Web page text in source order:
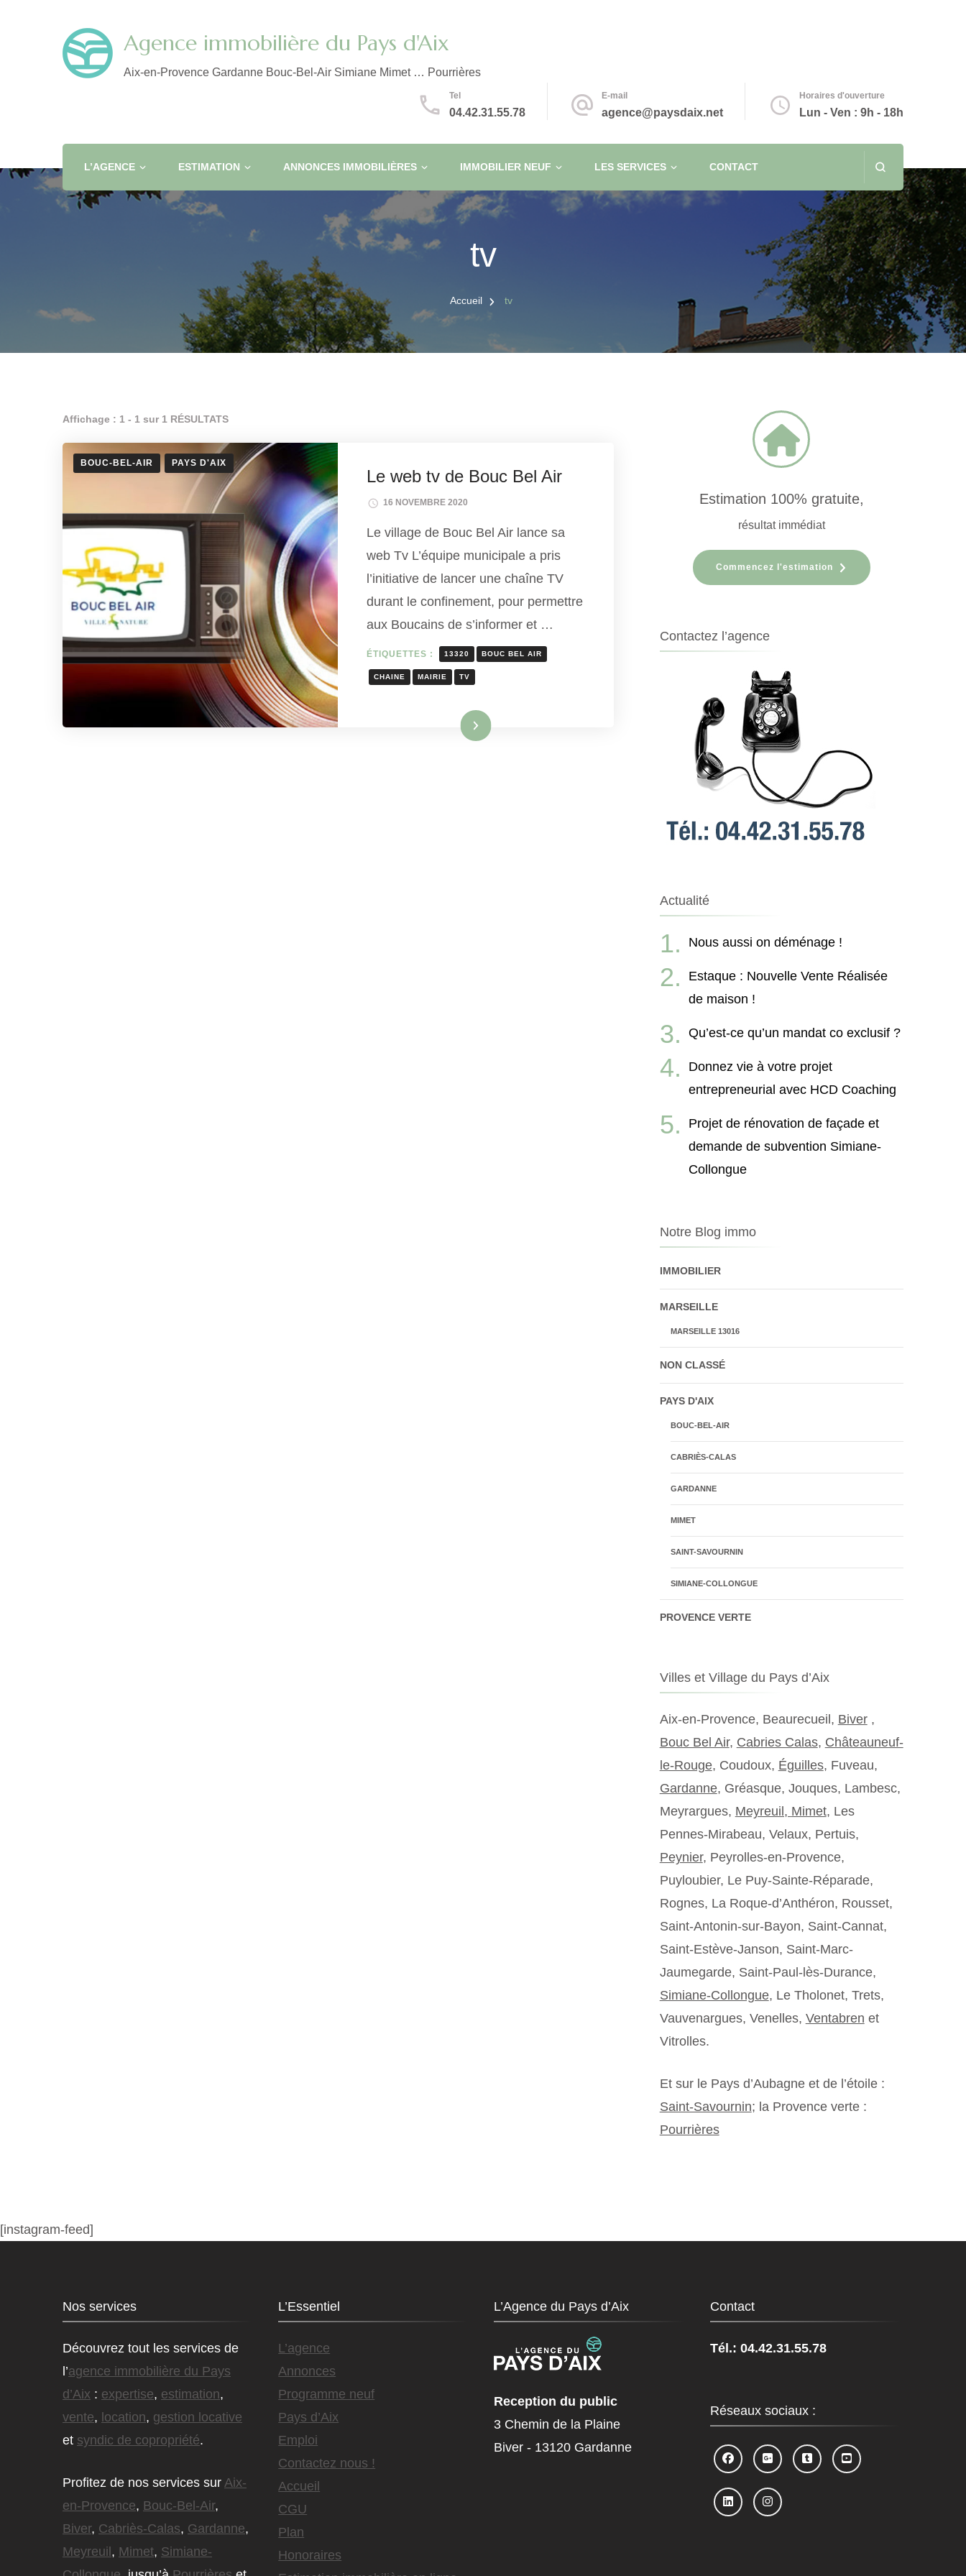
Agence immobilière du Pays d'Aix
Aix-en-Provence Gardanne Bouc-Bel-Air Simiane Mimet … Pourrières
Tel
04.42.31.55.78
E-mail
agence@paysdaix.net
Horaires d'ouverture
Lun - Ven : 9h - 18h
L’AGENCE ESTIMATION ANNONCES IMMOBILIÈRES IMMOBILIER NEUF LES SERVICES CONTACT
tv
Accueil tv
Affichage : 1 - 1 sur 1 RÉSULTATS
BOUC-BEL-AIR PAYS D'AIX
Le web tv de Bouc Bel Air
16 NOVEMBRE 2020
Le village de Bouc Bel Air lance sa
web Tv L’équipe municipale a pris
l’initiative de lancer une chaîne TV
durant le confinement, pour permettre
aux Boucains de s’informer et …
ÉTIQUETTES : 13320 BOUC BEL AIR
CHAINE MAIRIE TV
Lire la suite
Estimation 100% gratuite,
résultat immédiat
Commencez l'estimation
Contactez l’agence
Actualité
Nous aussi on déménage !
Estaque : Nouvelle Vente Réalisée
de maison !
Qu’est-ce qu’un mandat co exclusif ?
Donnez vie à votre projet
entrepreneurial avec HCD Coaching
Projet de rénovation de façade et
demande de subvention Simiane-
Collongue
Notre Blog immo
IMMOBILIER
MARSEILLE
MARSEILLE 13016
NON CLASSÉ
PAYS D'AIX
BOUC-BEL-AIR
CABRIÈS-CALAS
GARDANNE
MIMET
SAINT-SAVOURNIN
SIMIANE-COLLONGUE
PROVENCE VERTE
Villes et Village du Pays d’Aix
Aix-en-Provence, Beaurecueil, Biver,
Bouc Bel Air, Cabries Calas, Châteauneuf-
le-Rouge, Coudoux, Éguilles, Fuveau,
Gardanne, Gréasque, Jouques, Lambesc,
Meyrargues, Meyreuil, Mimet, Les
Pennes-Mirabeau, Velaux, Pertuis,
Peynier, Peyrolles-en-Provence,
Puyloubier, Le Puy-Sainte-Réparade,
Rognes, La Roque-d’Anthéron, Rousset,
Saint-Antonin-sur-Bayon, Saint-Cannat,
Saint-Estève-Janson, Saint-Marc-
Jaumegarde, Saint-Paul-lès-Durance,
Simiane-Collongue, Le Tholonet, Trets,
Vauvenargues, Venelles, Ventabren et
Vitrolles.
Et sur le Pays d’Aubagne et de l’étoile :
Saint-Savournin; la Provence verte :
Pourrières
[instagram-feed]
Nos services
Découvrez tout les services de
l’agence immobilière du Pays
d’Aix : expertise, estimation,
vente, location, gestion locative
et syndic de copropriété.
Profitez de nos services sur Aix-
en-Provence, Bouc-Bel-Air,
Biver, Cabriès-Calas, Gardanne,
Meyreuil , Mimet, Simiane-
L’Essentiel
L’agence
Annonces
Programme neuf
Pays d’Aix
Emploi
Contactez nous !
Accueil
CGU
Plan
Honoraires
L’Agence du Pays d’Aix
Reception du public
3 Chemin de la Plaine
Biver - 13120 Gardanne
Contact
Tél.: 04.42.31.55.78
Réseaux sociaux :